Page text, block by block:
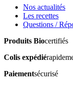
Nos actualités
Les recettes
Questions /
Produits Biocertifiés
Colis expédié
Paiementsécurisé